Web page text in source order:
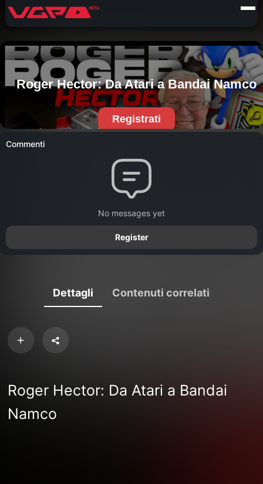
Commenti
No messages yet
Register
Dettagli Contenuti correlati
Roger Hector: Da Atari a Bandai
Namco